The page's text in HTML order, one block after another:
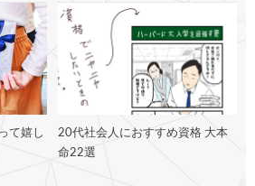
て嬉し
20代社会人におすすめ資格 大本
命22選